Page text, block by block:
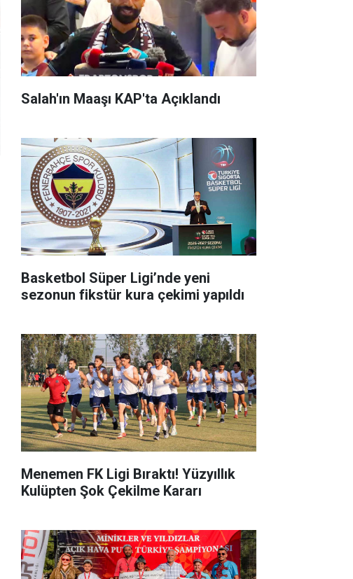
Salah'ın Maaşı KAP'ta Açıklandı
Basketbol Süper Ligi’nde yeni
sezonun fikstür kura çekimi yapıldı
Menemen FK Ligi Bıraktı! Yüzyıllık
Kulüpten Şok Çekilme Kararı